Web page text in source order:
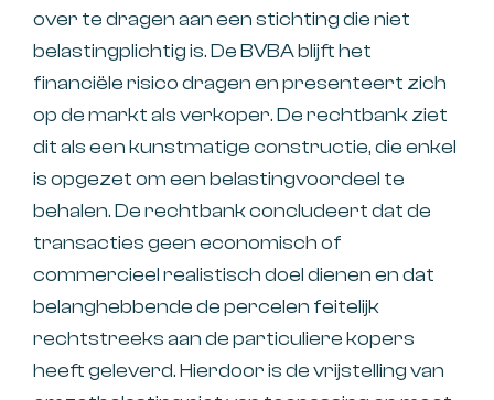
over te dragen aan een stichting die niet
belastingplichtig is. De BVBA blijft het
financiële risico dragen en presenteert zich
op de markt als verkoper. De rechtbank ziet
dit als een kunstmatige constructie, die enkel
is opgezet om een belastingvoordeel te
behalen. De rechtbank concludeert dat de
transacties geen economisch of
commercieel realistisch doel dienen en dat
belanghebbende de percelen feitelijk
rechtstreeks aan de particuliere kopers
heeft geleverd. Hierdoor is de vrijstelling van